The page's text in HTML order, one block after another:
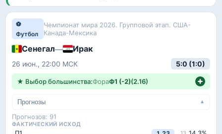
⚽
Футбол
Чемпионат мира 2026. Групповой этап. США-
Канада-Мексика
Сенегал— Ирак
26 июн., 22:00 МСК 5:0 (1:0)
★ Выбор большинства:ФораФ1 (-2)(2.16)
Прогнозы ▼
Прогнозов: 91
ФАКТИЧЕСКИЙ ИСХОД